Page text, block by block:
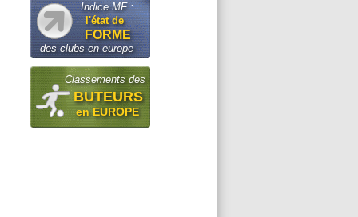
Indice MF :
l'état de
FORME
des clubs en europe
Classements des
BUTEURS
en EUROPE